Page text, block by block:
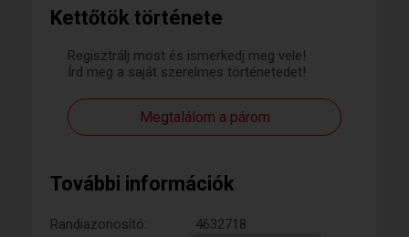
Kettőtök története
Regisztrálj most és ismerkedj meg vele!
Írd meg a saját szerelmes történetedet!
Megtalálom a párom
További információk
Randiazonosító:
4632718